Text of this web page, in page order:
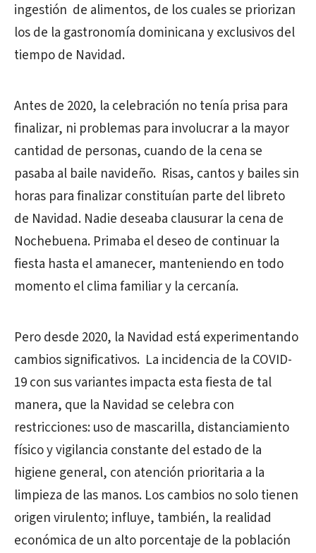
ingestión de alimentos, de los cuales se priorizan
los de la gastronomía dominicana y exclusivos del
tiempo de Navidad.
Antes de 2020, la celebración no tenía prisa para
finalizar, ni problemas para involucrar a la mayor
cantidad de personas, cuando de la cena se
pasaba al baile navideño. Risas, cantos y bailes sin
horas para finalizar constituían parte del libreto
de Navidad. Nadie deseaba clausurar la cena de
Nochebuena. Primaba el deseo de continuar la
fiesta hasta el amanecer, manteniendo en todo
momento el clima familiar y la cercanía.
Pero desde 2020, la Navidad está experimentando
cambios significativos. La incidencia de la COVID-
19 con sus variantes impacta esta fiesta de tal
manera, que la Navidad se celebra con
restricciones: uso de mascarilla, distanciamiento
físico y vigilancia constante del estado de la
higiene general, con atención prioritaria a la
limpieza de las manos. Los cambios no solo tienen
origen virulento; influye, también, la realidad
económica de un alto porcentaje de la población